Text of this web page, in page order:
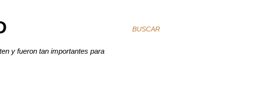
BUSCAR
y fueron tan importantes para